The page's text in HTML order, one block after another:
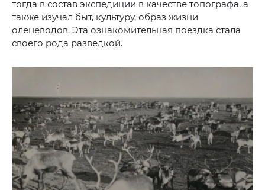
тогда в состав экспедиции в качестве топографа, а
также изучал быт, культуру, образ жизни
оленеводов. Эта ознакомительная поездка стала
своего рода разведкой.